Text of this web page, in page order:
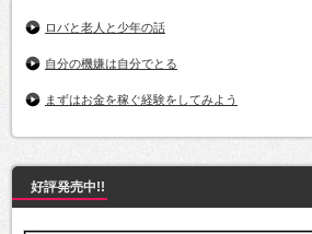
ロバと老人と少年の話
自分の機嫌は自分でとる
まずはお金を稼ぐ経験をしてみよう
好評発売中!!